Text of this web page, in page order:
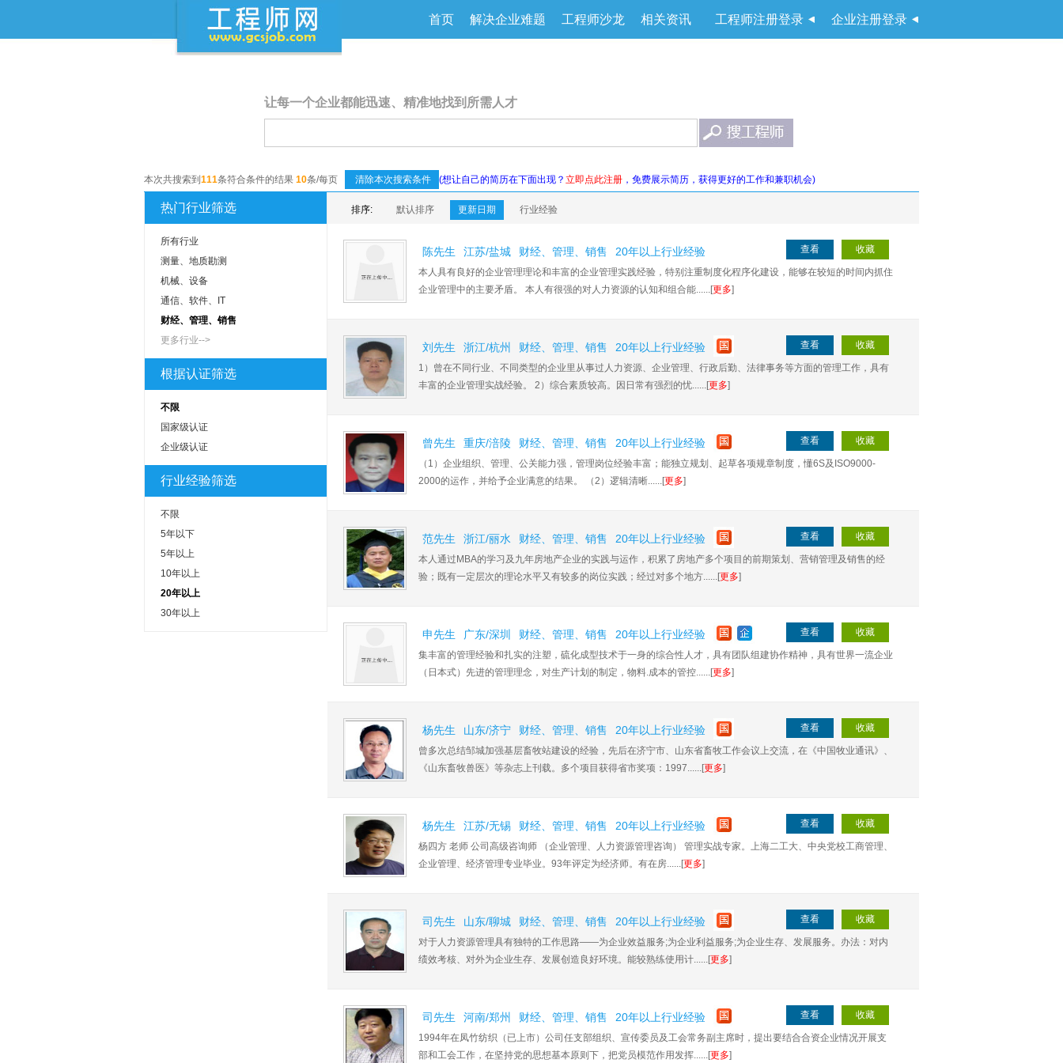
企业注册登录
工程师注册登录
相关资讯
工程师沙龙
解决企业难题
首页
让每一个企业都能迅速、精准地找到所需人才
本次共搜索到 111条符合条件的结果 10条/每页 清除本次搜索条件 (想让自己的简历在下面出现？ 立即点此注册 ，免费展示简历，获得更好的工作和兼职机会)
热门行业筛选
所有行业
测量、地质勘测
机械、设备
通信、软件、IT
财经、管理、销售
更多行业-->
根据认证筛选
不限
国家级认证
企业级认证
行业经验筛选
不限
5年以下
5年以上
10年以上
20年以上
30年以上
排序: 默认排序 更新日期 行业经验
陈先生 江苏/盐城 财经、管理、销售 20年以上行业经验 收藏
查看
本人具有良好的企业管理理论和丰富的企业管理实践经验，特别注重制度化程序化建设，能够在较短的时间内抓住
企业管理中的主要矛盾。 本人有很强的对人力资源的认知和组合能......[更多]
刘先生 浙江/杭州 财经、管理、销售 20年以上行业经验 收藏
查看
1）曾在不同行业、不同类型的企业里从事过人力资源、企业管理、行政后勤、法律事务等方面的管理工作，具有
丰富的企业管理实战经验。 2）综合素质较高。因日常有强烈的忧......[更多]
曾先生 重庆/涪陵 财经、管理、销售 20年以上行业经验 收藏
查看
（1）企业组织、管理、公关能力强，管理岗位经验丰富；能独立规划、起草各项规章制度，懂6S及ISO9000-
2000的运作，并给予企业满意的结果。 （2）逻辑清晰......[更多]
范先生 浙江/丽水 财经、管理、销售 20年以上行业经验 收藏
查看
本人通过MBA的学习及九年房地产企业的实践与运作，积累了房地产多个项目的前期策划、营销管理及销售的经
验；既有一定层次的理论水平又有较多的岗位实践；经过对多个地方......[更多]
申先生 广东/深圳 财经、管理、销售 20年以上行业经验 收藏
查看
集丰富的管理经验和扎实的注塑，硫化成型技术于一身的综合性人才，具有团队组建协作精神，具有世界一流企业
（日本式）先进的管理理念，对生产计划的制定，物料.成本的管控......[更多]
杨先生 山东/济宁 财经、管理、销售 20年以上行业经验 收藏
查看
曾多次总结邹城加强基层畜牧站建设的经验，先后在济宁市、山东省畜牧工作会议上交流，在《中国牧业通讯》、
《山东畜牧兽医》等杂志上刊载。多个项目获得省市奖项：1997......[更多]
杨先生 江苏/无锡 财经、管理、销售 20年以上行业经验 收藏
查看
杨四方 老师 公司高级咨询师 （企业管理、人力资源管理咨询） 管理实战专家。上海二工大、中央党校工商管理、
企业管理、经济管理专业毕业。93年评定为经济师。有在房......[更多]
司先生 山东/聊城 财经、管理、销售 20年以上行业经验 收藏
查看
对于人力资源管理具有独特的工作思路——为企业效益服务;为企业利益服务;为企业生存、发展服务。办法：对内
绩效考核、对外为企业生存、发展创造良好环境。能较熟练使用计......[更多]
司先生 河南/郑州 财经、管理、销售 20年以上行业经验 收藏
查看
1994年在凤竹纺织（已上市）公司任支部组织、宣传委员及工会常务副主席时，提出要结合合资企业情况开展支
部和工会工作，在坚持党的思想基本原则下，把党员模范作用发挥......[更多]